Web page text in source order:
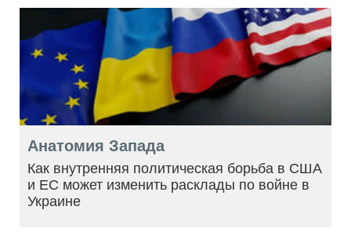
Анатомия Запада
Как внутренняя политическая борьба в США
и ЕС может изменить расклады по войне в
Украине